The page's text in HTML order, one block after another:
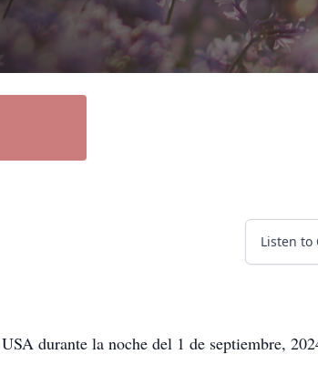
Listen to
durante la noche del 1 de septiembre,